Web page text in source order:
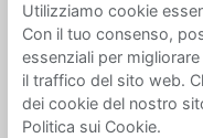
Utilizziamo cookie
Con il tuo consenso,
essenziali per
il traffico del sito web.
dei cookie del nostro
Politica sui Cookie.